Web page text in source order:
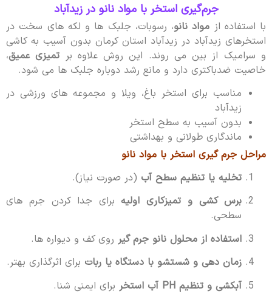
جرم‌گیری استخر با مواد نانو در زیدآباد
با استفاده از مواد نانو، رسوبات، جلبک ها و لکه های سخت در
استخرهای زیدآباد در زیدآباد استان کرمان بدون آسیب به کاشی
و سرامیک از بین می روند. این روش علاوه بر تمیزی عمیق،
خاصیت ضدباکتری دارد و مانع رشد دوباره جلبک ها می شود.
مناسب برای استخر باغ، ویلا و مجموعه های ورزشی در
زیدآباد
بدون آسیب به سطح استخر
ماندگاری طولانی و بهداشتی
مراحل جرم گیری استخر با مواد نانو
تخلیه یا تنظیم سطح آب(در صورت نیاز).
برس کشی و تمیزکاری اولیهبرای جدا کردن جرم های
سطحی.
استفاده از محلول نانو جرم گیرروی کف و دیواره ها.
زمان دهی و شستشو با دستگاه یا رباتبرای اثرگذاری بهتر.
آبکشی و تنظیم PH آب استخر
برای ایمنی شنا.